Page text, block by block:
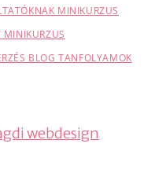
MINIKURZUS
MINIKURZUS
BLOG TANFOLYAMOK